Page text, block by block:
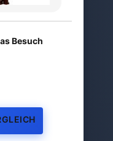
Besuch